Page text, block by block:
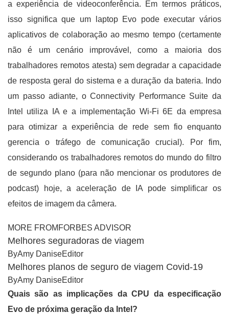
a experiência de videoconferência. Em termos práticos,
isso significa que um laptop Evo pode executar vários
aplicativos de colaboração ao mesmo tempo (certamente
não é um cenário improvável, como a maioria dos
trabalhadores remotos atesta) sem degradar a capacidade
de resposta geral do sistema e a duração da bateria. Indo
um passo adiante, o Connectivity Performance Suite da
Intel utiliza IA e a implementação Wi-Fi 6E da empresa
para otimizar a experiência de rede sem fio enquanto
gerencia o tráfego de comunicação crucial). Por fim,
considerando os trabalhadores remotos do mundo do filtro
de segundo plano (para não mencionar os produtores de
podcast) hoje, a aceleração de IA pode simplificar os
efeitos de imagem da câmera.
MORE FROMFORBES ADVISOR
Melhores seguradoras de viagem
ByAmy DaniseEditor
Melhores planos de seguro de viagem Covid-19
ByAmy DaniseEditor
Quais são as implicações da CPU da especificação
Evo de próxima geração da Intel?